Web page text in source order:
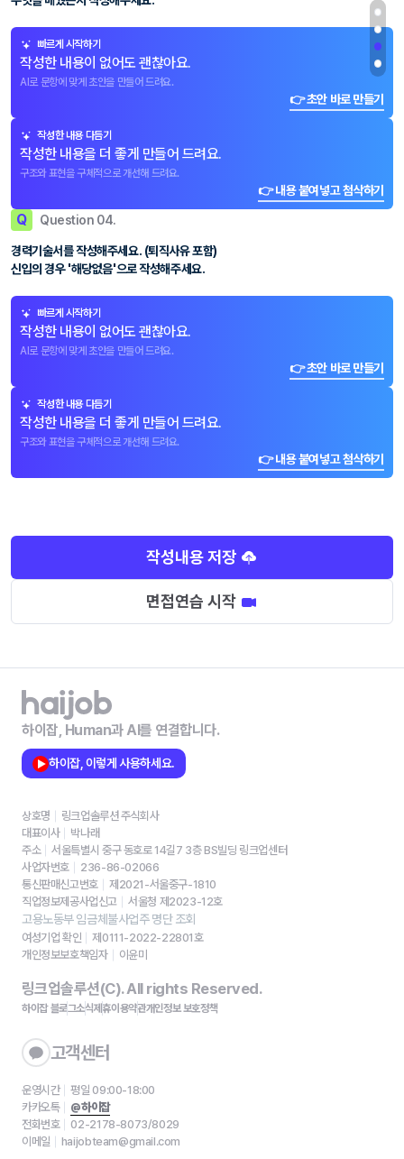
빠르게 시작하기
작성한 내용이 없어도 괜찮아요.
AI로 문항에 맞게 초안을 만들어 드려요.
👉 초안 바로 만들기
작성한 내용 다듬기
작성한 내용을 더 좋게 만들어 드려요.
구조와 표현을 구체적으로 개선해 드려요.
👉 내용 붙여넣고 첨삭하기
Q Question 04.
경력기술서를 작성해주세요. (퇴직사유 포함)
신입의 경우 '해당없음'으로 작성해주세요.
빠르게 시작하기
작성한 내용이 없어도 괜찮아요.
AI로 문항에 맞게 초안을 만들어 드려요.
👉 초안 바로 만들기
작성한 내용 다듬기
작성한 내용을 더 좋게 만들어 드려요.
구조와 표현을 구체적으로 개선해 드려요.
👉 내용 붙여넣고 첨삭하기
작성내용 저장
면접연습 시작
하이잡, Human과 AI를 연결합니다.
하이잡, 이렇게 사용하세요.
상호명
링크업솔루션 주식회사
대표이사
박나래
주소
서울특별시 중구 동호로 14길7 3층 BS빌딩 링크업센터
사업자번호
236-86-02066
통신판매신고번호
제2021-서울중구-1810
직업정보제공사업신고
서울청 제2023-12호
고용노동부 임금체불사업주 명단 조회
여성기업 확인
제0111-2022-22801호
개인정보보호책임자
이윤미
링크업솔루션(C). All rights Reserved.
하이잡 블로그소식제휴이용약관개인정보 보호정책
고객센터
운영시간
평일 09:00-18:00
카카오톡
@하이잡
전화번호
02-2178-8073/8029
이메일
haijobteam@gmail.com